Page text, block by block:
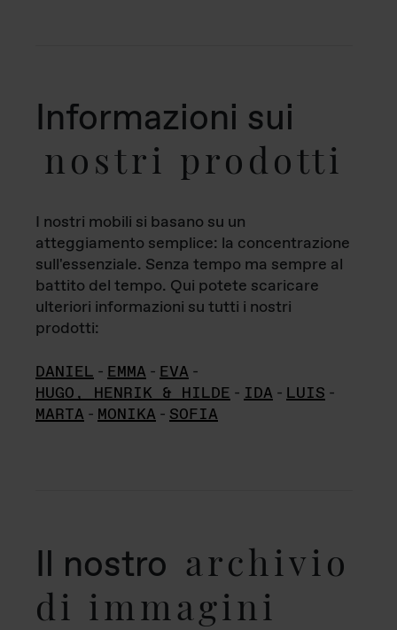
Informazioni sui
nostri prodotti
I nostri mobili si basano su un
atteggiamento semplice: la concentrazione
sull'essenziale. Senza tempo ma sempre al
battito del tempo. Qui potete scaricare
ulteriori informazioni su tutti i nostri
prodotti:
DANIEL - EMMA - EVA -
HUGO, HENRIK & HILDE - IDA - LUIS -
MARTA - MONIKA - SOFIA
Il nostro archivio
di immagini